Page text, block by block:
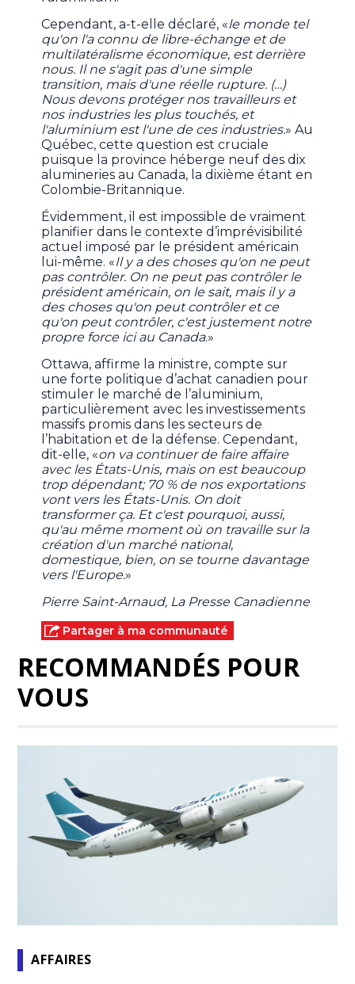
Cependant, a-t-elle déclaré, «le monde tel
qu'on l'a connu de libre-échange et de
multilatéralisme économique, est derrière
nous. Il ne s'agit pas d'une simple
transition, mais d'une réelle rupture. (…)
Nous devons protéger nos travailleurs et
nos industries les plus touchés, et
l'aluminium est l'une de ces industries.» Au
Québec, cette question est cruciale
puisque la province héberge neuf des dix
alumineries au Canada, la dixième étant en
Colombie-Britannique.
Évidemment, il est impossible de vraiment
planifier dans le contexte d’imprévisibilité
actuel imposé par le président américain
lui-même. «Il y a des choses qu'on ne peut
pas contrôler. On ne peut pas contrôler le
président américain, on le sait, mais il y a
des choses qu'on peut contrôler et ce
qu'on peut contrôler, c'est justement notre
propre force ici au Canada.»
Ottawa, affirme la ministre, compte sur
une forte politique d’achat canadien pour
stimuler le marché de l’aluminium,
particulièrement avec les investissements
massifs promis dans les secteurs de
l’habitation et de la défense. Cependant,
dit-elle, «on va continuer de faire affaire
avec les États-Unis, mais on est beaucoup
trop dépendant; 70 % de nos exportations
vont vers les États-Unis. On doit
transformer ça. Et c'est pourquoi, aussi,
qu'au même moment où on travaille sur la
création d'un marché national,
domestique, bien, on se tourne davantage
vers l'Europe.»
Pierre Saint-Arnaud, La Presse Canadienne
Partager à ma communauté
RECOMMANDÉS POUR
VOUS
AFFAIRES